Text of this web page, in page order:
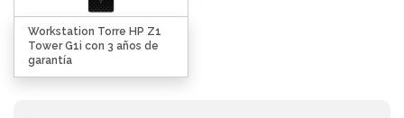
Workstation Torre HP Z1
Tower G1i con 3 años de
garantía